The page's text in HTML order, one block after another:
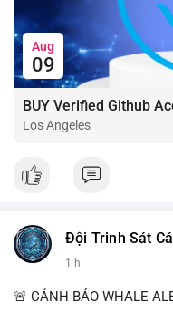
Aug
09
BUY Verified Github
Los Angeles
Đội Trinh Sát
1 h
🚨 CẢNH BÁO WHALE